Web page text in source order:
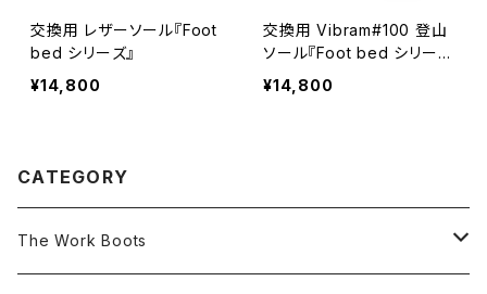
交換用 レザーソール『Foot
bed シリーズ』
¥14,800
交換用 Vibram#100 登山
ソール『Foot bed シリー
ズ』
¥14,800
CATEGORY
The Work Boots